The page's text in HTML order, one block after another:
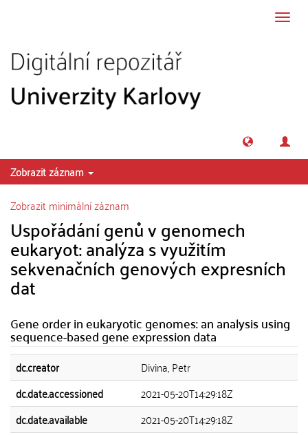
Zobrazit záznam
Zobrazit minimální záznam
Uspořádání genů v genomech
eukaryot: analýza s využitím
sekvenačních genových expresních
dat
Gene order in eukaryotic genomes: an analysis using
sequence-based gene expression data
dc.creator
Divina, Petr
dc.date.accessioned
2021-05-20T14:29:18Z
dc.date.available
2021-05-20T14:29:18Z